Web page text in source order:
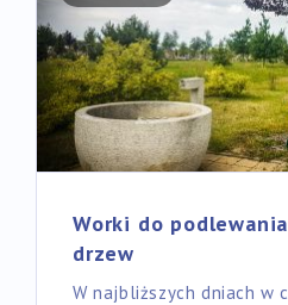
Worki do
drzew
W najbliższych dniach w